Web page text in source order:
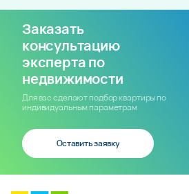
Заказать
консультацию
эксперта по
недвижимости
Для вас сделают подбор квартиры по
индивидуальным параметрам
Оставить заявку